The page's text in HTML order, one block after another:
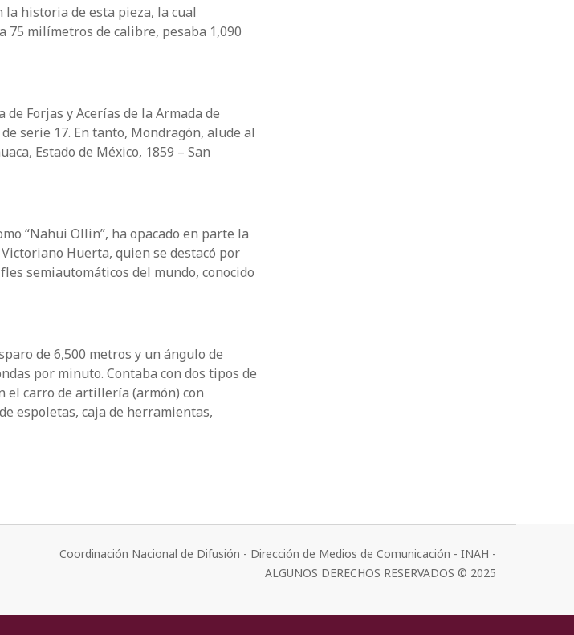
historia de esta pieza, la cual
milímetros de calibre, pesaba 1,090
Forjas y Acerías de la Armada de
serie 17. En tanto, Mondragón, alude al
Estado de México, 1859 – San
“Nahui Ollin”, ha opacado en parte la
Huerta, quien se destacó por
semiautomáticos del mundo, conocido
de 6,500 metros y un ángulo de
por minuto. Contaba con dos tipos de
el carro de artillería (armón) con
espoletas, caja de herramientas,
Coordinación Nacional de Difusión - Dirección de Medios de Comunicación - INAH -
ALGUNOS DERECHOS RESERVADOS © 2025